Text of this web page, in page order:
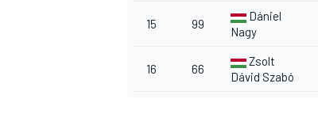
15 99
Dániel
Nagy
16 66
Zsolt
Dávid Szabó